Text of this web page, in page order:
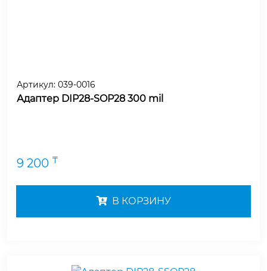
Артикул: 039-0016
Адаптер DIP28-SOP28 300 mil
9 200 ₸
В КОРЗИНУ